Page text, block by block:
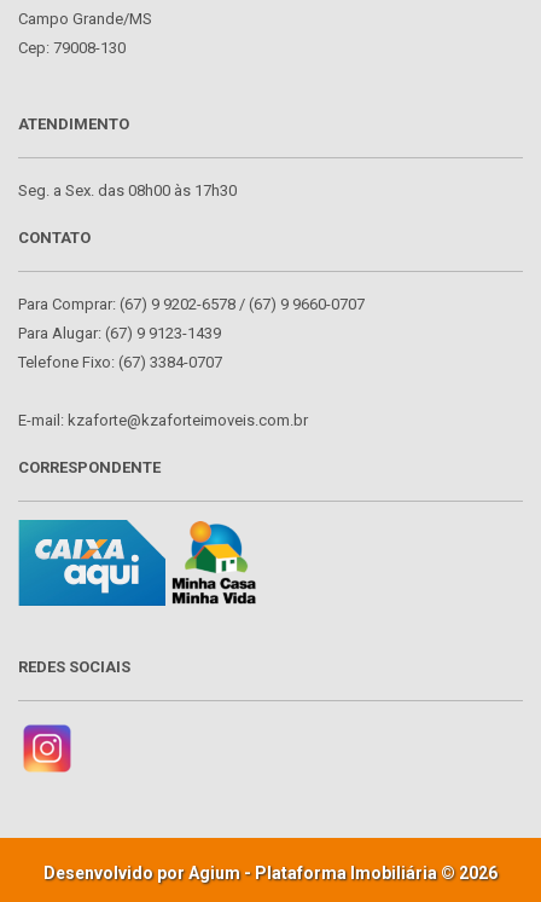
Campo Grande/MS
Cep: 79008-130
ATENDIMENTO
Seg. a Sex. das 08h00 às 17h30
CONTATO
Para Comprar: (67) 9 9202-6578 / (67) 9 9660-0707
Para Alugar: (67) 9 9123-1439
Telefone Fixo: (67) 3384-0707
E-mail: kzaforte@kzaforteimoveis.com.br
CORRESPONDENTE
REDES SOCIAIS
Desenvolvido por Agium - Plataforma Imobiliária © 2026